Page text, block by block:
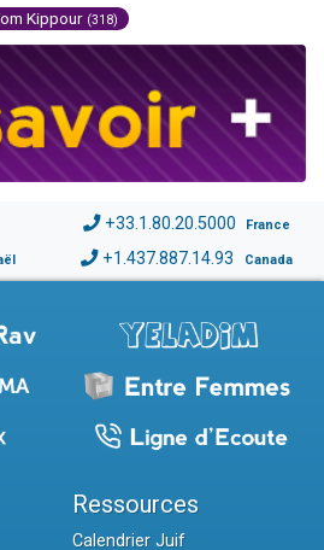
Kippour (318)
+33.1.80.20.5000 France
+1.437.887.14.93 Canada
Ressources
Calendrier Juif